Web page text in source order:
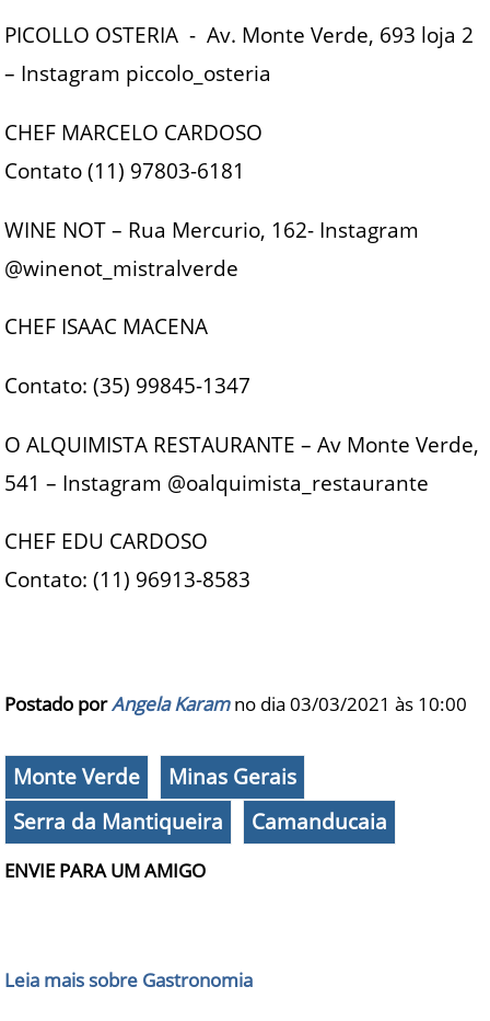
PICOLLO OSTERIA - Av. Monte Verde, 693 loja 2
– Instagram piccolo_osteria
CHEF MARCELO CARDOSO
Contato (11) 97803-6181
WINE NOT – Rua Mercurio, 162- Instagram
@winenot_mistralverde
CHEF ISAAC MACENA
Contato: (35) 99845-1347
O ALQUIMISTA RESTAURANTE – Av Monte Verde,
541 – Instagram @oalquimista_restaurante
CHEF EDU CARDOSO
Contato: (11) 96913-8583
Postado porAngela Karamno dia 03/03/2021 às 10:00
Monte Verde
Minas Gerais
Serra da Mantiqueira
Camanducaia
ENVIE PARA UM AMIGO
Leia mais sobre Gastronomia